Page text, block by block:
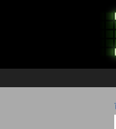
IGDSHARE